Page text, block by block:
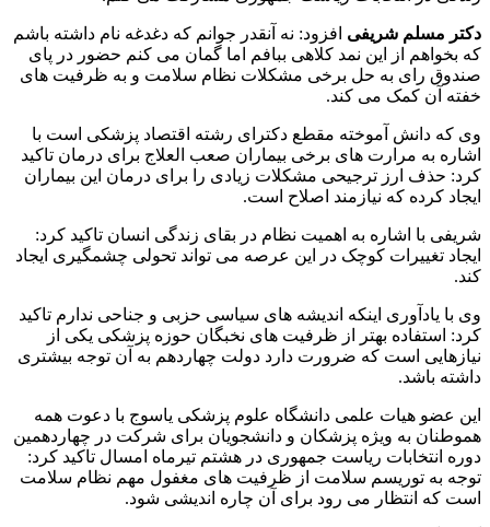
دکتر مسلم شریفی افزود: نه آنقدر جوانم که دغدغه نام داشته باشم
که بخواهم از این نمد کلاهی ببافم اما گمان می کنم حضور در پای
صندوق رای به حل برخی مشکلات نظام سلامت و به ظرفیت های
خفته آن کمک می کند.
وی که دانش آموخته مقطع دکترای رشته اقتصاد پزشکی است با
اشاره به مرارت های برخی بیماران صعب العلاج برای درمان تاکید
کرد: حذف ارز ترجیحی مشکلات زیادی را برای درمان این بیماران
ایجاد کرده که نیازمند اصلاح است.
شریفی با اشاره به اهمیت نظام در بقای زندگی انسان تاکید کرد:
ایجاد تغییرات کوچک در این عرصه می تواند تحولی چشمگیری ایجاد
کند.
وی با یادآوری اینکه اندیشه های سیاسی حزبی و جناحی ندارم تاکید
کرد: استفاده بهتر از ظرفیت های نخبگان حوزه پزشکی یکی از
نیازهایی است که ضرورت دارد دولت چهاردهم به آن توجه بیشتری
داشته باشد.
این عضو هیات علمی دانشگاه علوم پزشکی یاسوج با دعوت همه
هموطنان به ویژه پزشکان و دانشجویان برای شرکت در چهاردهمین
دوره انتخابات ریاست جمهوری در هشتم تیرماه امسال تاکید کرد:
توجه به توریسم سلامت از ظرفیت های مغفول مهم نظام سلامت
است که انتظار می رود برای آن چاره اندیشی شود.